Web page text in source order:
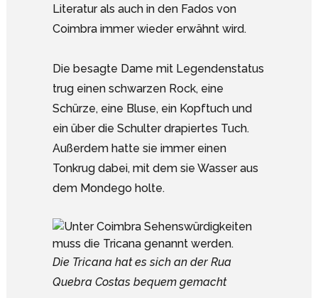
Literatur als auch in den Fados von
Coimbra immer wieder erwähnt wird.
Die besagte Dame mit Legendenstatus
trug einen schwarzen Rock, eine
Schürze, eine Bluse, ein Kopftuch und
ein über die Schulter drapiertes Tuch.
Außerdem hatte sie immer einen
Tonkrug dabei, mit dem sie Wasser aus
dem Mondego holte.
Die Tricana hat es sich an der Rua
Quebra Costas bequem gemacht